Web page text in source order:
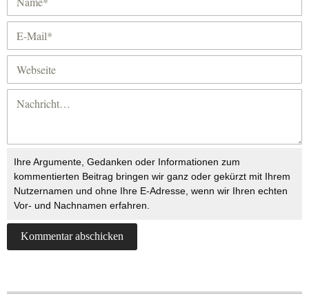
Ihre Argumente, Gedanken oder Informationen zum
kommentierten Beitrag bringen wir ganz oder gekürzt mit Ihrem
Nutzernamen und ohne Ihre E-Adresse, wenn wir Ihren echten
Vor- und Nachnamen erfahren.